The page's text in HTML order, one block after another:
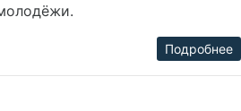
Подробнее